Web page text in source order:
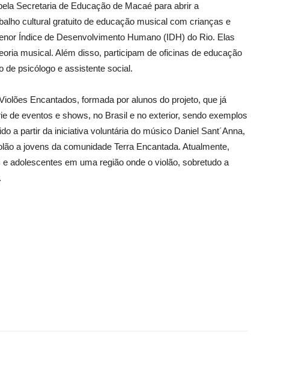
Secretaria de Educação de Macaé para abrir a
cultural gratuito de educação musical com crianças e
Índice de Desenvolvimento Humano (IDH) do Rio. Elas
musical. Além disso, participam de oficinas de educação
de psicólogo e assistente social.
Encantados, formada por alunos do projeto, que já
de eventos e shows, no Brasil e no exterior, sendo exemplos
a partir da iniciativa voluntária do músico Daniel Sant´Anna,
a jovens da comunidade Terra Encantada. Atualmente,
adolescentes em uma região onde o violão, sobretudo a